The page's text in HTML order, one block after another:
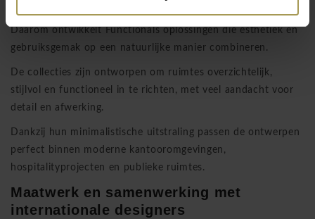
contactmoment met bezoekers, klanten of medewerkers.
Daarom ontwikkelt Functionals oplossingen die esthetiek en
gebruiksgemak op een natuurlijke manier combineren.
De collecties zijn ontworpen om ruimtes overzichtelijk,
stijlvol en functioneel in te richten, met veel aandacht voor
detail en afwerking.
Dankzij hun minimalistische uitstraling passen de ontwerpen
perfect binnen moderne kantooromgevingen,
hospitalityprojecten en publieke ruimtes.
Maatwerk en samenwerking met
internationale designers